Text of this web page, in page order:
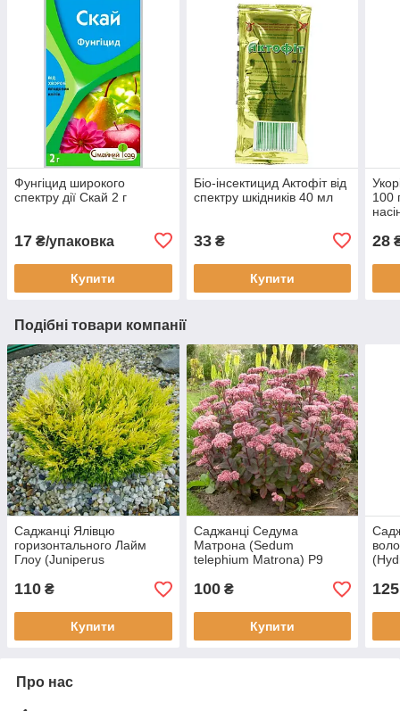
Фунгіцид широкого
спектру дії Скай 2 г
17 ₴/упаковка
Купити
Біо-інсектицид Актофіт від
спектру шкідників 40 мл
33₴
Купити
100
28
Подібні товари компанії
Саджанці Ялівцю
горизонтального Лайм
Глоу (Juniperus
110 ₴
Купити
Саджанці Седума
Матрона (Sedum
telephium Matrona) Р9
100₴
Купити
125
Про нас